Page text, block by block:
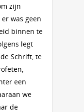
zijn
was geen
binnen te
legt
Schrift, te
een
we
de